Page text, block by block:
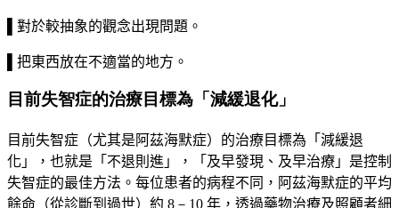
▌對於較抽象的觀念出現問題。
▌把東西放在不適當的地方。
目前失智症的治療目標為「減緩退化」
目前失智症（尤其是阿茲海默症）的治療目標為「 減緩退
化 」，也就是「不退則進」，「及早發現、及早治療」是控制
失智症的最佳方法。每位患者的病程不同，阿茲海默症的平均
餘命 （從診斷到過世）約 8－ 10 年，透過藥物治療及照顧者細